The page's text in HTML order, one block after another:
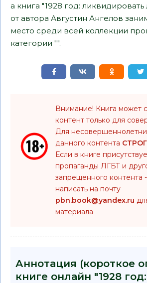
а книга "1928 год:
от автора Августин Ангелов
место среди всей коллекции
категории "".
Внимание! Книга может
контент только для
Для
данного контента
Если в книге
пропаганды ЛГБТ и
запрещенного контента
написать на почту
pbn.book@yandex.ru
материала
Аннотация (короткое
книге онлайн "1928 год: